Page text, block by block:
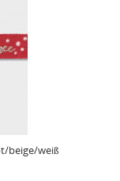
beige/weiß